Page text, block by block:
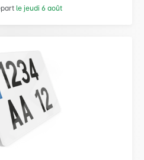
le jeudi 6 août